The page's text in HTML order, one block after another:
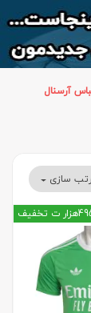
آرسنال
سازی
ت تخفیف